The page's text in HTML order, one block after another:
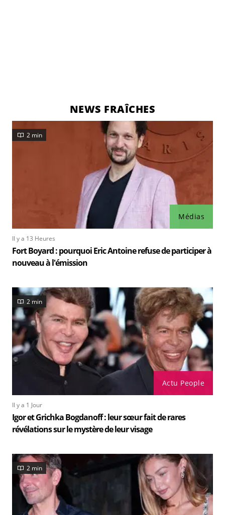
NEWS FRAÎCHES
Médias
2 min
Il y a 13 Heures
Fort Boyard : pourquoi Eric Antoine refuse de participer à
nouveau à l'émission
Actu People
2 min
Il y a 1 Jour
Igor et Grichka Bogdanoff : leur sœur fait de rares
révélations sur le mystère de leur visage
2 min